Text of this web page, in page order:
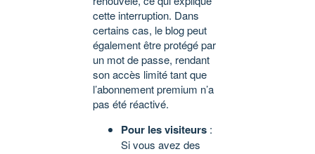
cette interruption. Dans
certains cas, le blog peut
également être protégé par
un mot de passe, rendant
son accès limité tant que
l’abonnement premium n’a
pas été réactivé.
Pour les visiteurs :
Si vous avez des